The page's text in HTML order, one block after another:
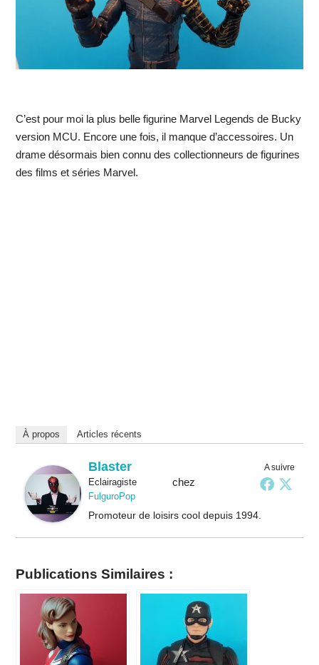
C’est pour moi la plus belle figurine Marvel Legends de Bucky
version MCU. Encore une fois, il manque d’accessoires. Un
drame désormais bien connu des collectionneurs de figurines
des films et séries Marvel.
À propos Articles récents
A suivre
Blaster
Eclairagistechez
FulguroPop
Promoteur de loisirs cool depuis 1994.
Publications Similaires :